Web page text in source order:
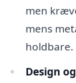
men
mens
holdbare.
Design